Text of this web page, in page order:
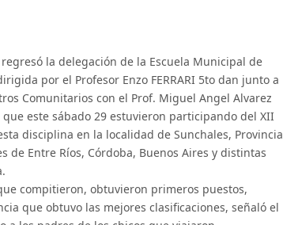
la delegación de la Escuela Municipal de
por el Profesor Enzo FERRARI 5to dan junto a
Comunitarios con el Prof. Miguel Angel Alvarez
este sábado 29 estuvieron participando del XII
disciplina en la localidad de Sunchales, Provincia
de Entre Ríos, Córdoba, Buenos Aires y distintas
obtuvieron primeros puestos,
que obtuvo las mejores clasificaciones, señaló el